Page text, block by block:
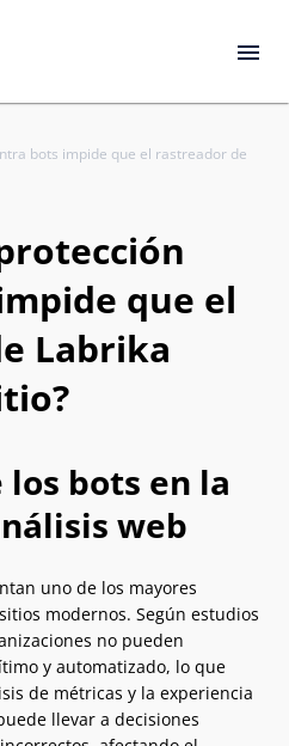
bots impide que el rastreador de
que el
Labrika
bots en la
web
uno de los mayores
modernos. Según estudios
no pueden
y automatizado, lo que
de métricas y la experiencia
llevar a decisiones